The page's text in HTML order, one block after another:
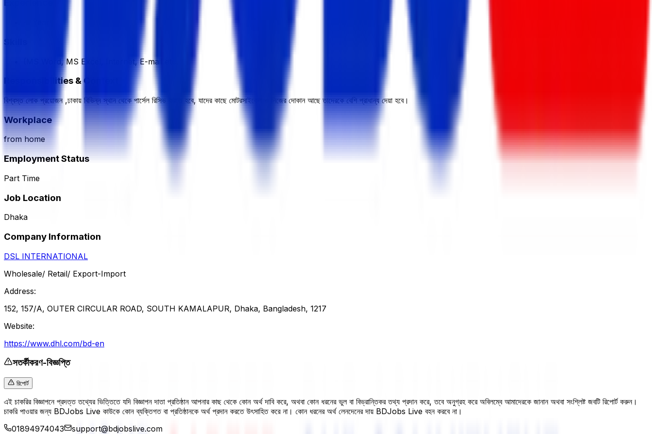
Skills
(MS Word, MS Excel, Internet, E-mail etc.
Responsibilities & Context
বিশ্বস্ত লোক প্রয়োজন ,ঢাকায় বিভিন্ন স্থান থেকে পার্সেল রিসিভ করতে হবে, যাদের কাছে মোটরসাইকেল ও নিজের দোকান আছে তাদেরকে বেশি প্রাধান্য দেয়া হবে।
Workplace
from home
Employment Status
Part Time
Job Location
Dhaka
Company Information
DSL INTERNATIONAL
Wholesale/ Retail/ Export-Import
Address:
152, 157/A, OUTER CIRCULAR ROAD, SOUTH KAMALAPUR, Dhaka, Bangladesh, 1217
Website:
https://www.dhl.com/bd-en
সতর্কীকরণ-বিজ্ঞপ্তি
রিপোর্ট
এই চাকরির বিজ্ঞাপনে প্রদত্ত তথ্যের ভিত্তিতে যদি বিজ্ঞাপন দাতা প্রতিষ্ঠান আপনার কাছ থেকে কোন অর্থ দাবি করে, অথবা কোন ধরনের ভুল বা বিভ্রান্তিকর তথ্য প্রদান করে, তবে অনুগ্রহ করে অবিলম্বে আমাদেরকে জানান অথবা সংশ্লিষ্ট জবটি রিপোর্ট করুন।
চাকরি পাওয়ার জন্য BDJobs Live কাউকে কোন ব্যক্তিগত বা প্রতিষ্ঠানকে অর্থ প্রদান করতে উৎসাহিত করে না। কোন ধরনের অর্থ লেনদেনের দায় BDJobs Live বহন করবে না।
01894974043
support@bdjobslive.com